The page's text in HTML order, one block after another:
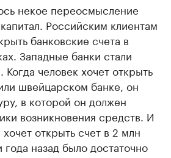
некое переосмысление
Российским клиентам
банковские счета в
Западные банки стали
человек хочет открыть
швейцарском банке, он
в которой он должен
возникновения средств. И
открыть счет в 2 млн
назад было достаточно